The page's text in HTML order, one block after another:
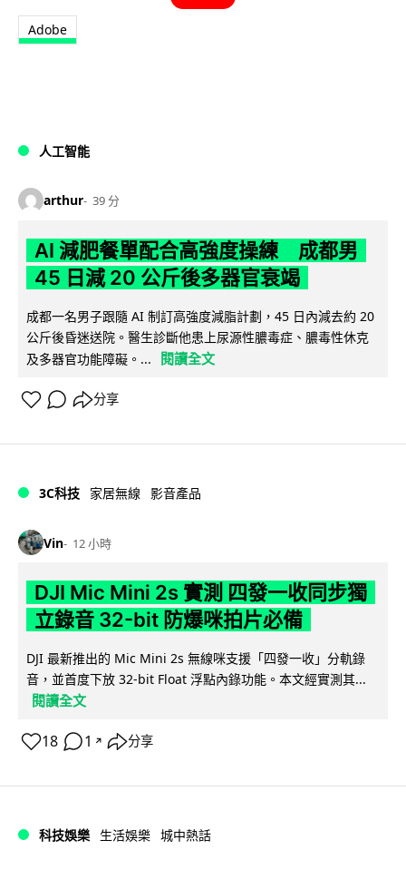
Adobe
人工智能
arthur 39 分
AI 減肥餐單配合高強度操練 成都男
45 日減 20 公斤後多器官衰竭
成都一名男子跟隨 AI 制訂高強度減脂計劃，45 日內減去約 20
公斤後昏迷送院。醫生診斷他患上尿源性膿毒症、膿毒性休克
及多器官功能障礙。...
閱讀全文
分享
3C科技 家居無線 影音產品
Vin 12 小時
DJI Mic Mini 2s 實測 四發一收同步獨
立錄音 32-bit 防爆咪拍片必備
DJI 最新推出的 Mic Mini 2s 無線咪支援「四發一收」分軌錄
音，並首度下放 32-bit Float 浮點內錄功能。本文經實測其...
閱讀全文
18 1 ↗ 分享
科技娛樂 生活娛樂 城中熱話